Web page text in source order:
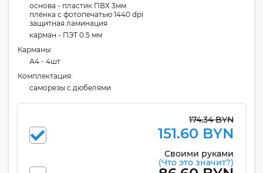
основа - пластик ПВХ 3мм
плёнка с фотопечатью 1440 dpi
защитная ламинация
карман - ПЭТ 0.5 мм
Карманы:
А4 - 4шт
Комплектация:
cаморезы с дюбелями
174.34 BYN
151.60 BYN
Своими руками
(Что это значит?)